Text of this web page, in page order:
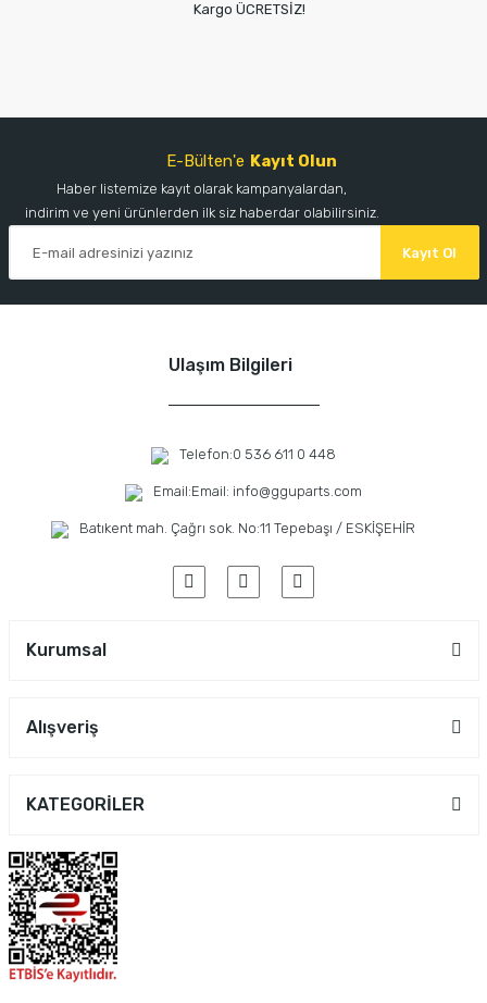
Kargo ÜCRETSİZ!
E-Bülten'e Kayıt Olun
Haber listemize kayıt olarak kampanyalardan,
indirim ve yeni ürünlerden ilk siz haberdar olabilirsiniz.
Kayıt Ol
Ulaşım Bilgileri
Telefon:0 536 611 0 448
Email:Email: info@gguparts.com
Batıkent mah. Çağrı sok. No:11 Tepebaşı / ESKİŞEHİR
Kurumsal
Alışveriş
KATEGORİLER